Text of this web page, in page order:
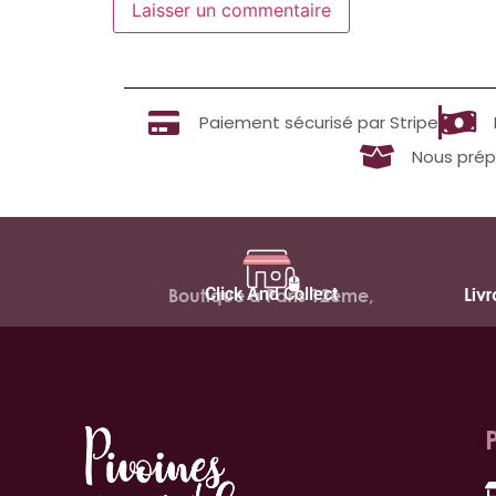
Paiement sécurisé par Stripe
Nous
Click And Collect
Boutique à Paris 12ème,